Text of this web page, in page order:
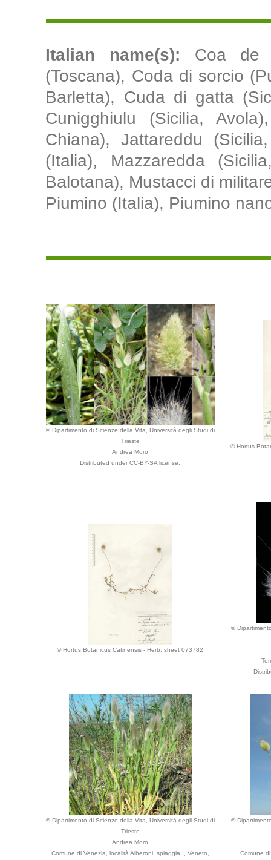
Italian name(s): Coa de
(Toscana), Coda di sorcio
Barletta), Cuda di gatta
Cunigghiulu (Sicilia,
Chiana), Jattareddu
(Italia), Mazzaredda
Balotana), Mustacci di
Piumino (Italia), Piumino
© Dipartimento di Scienze della Vita, Università degli Studi di
Trieste
Andrea Moro
Distributed under CC-BY-SA license.
© Hortus
© Hortus Botanicus Catinensis - Herb. sheet 073782
©
© Dipartimento di Scienze della Vita, Università degli Studi di
Trieste
Andrea Moro
Comune di Venezia, località Alberoni, spiaggia. , Veneto,
©
Comune